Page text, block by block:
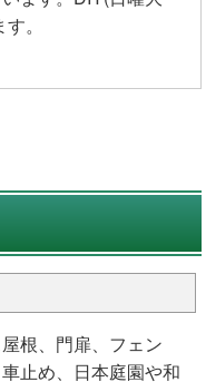
。
根、門扉、フェン
止め、日本庭園や和